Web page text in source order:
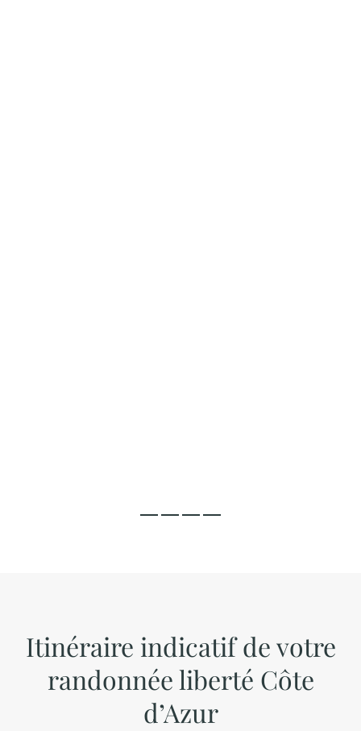
Itinéraire indicatif de votre
randonnée liberté Côte
d’Azur